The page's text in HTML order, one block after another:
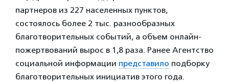
партнеров из 227 населенных пунктов,
состоялось более 2 тыс. разнообразных
благотворительных событий, а объем онлайн-
пожертвований вырос в 1,8 раза. Ранее Агентство
социальной информации представило подборку
благотворительных инициатив этого года.